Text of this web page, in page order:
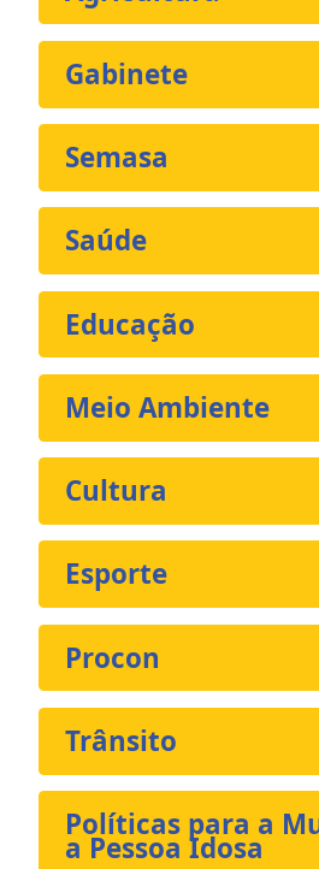
Gabinete
Semasa
Saúde
Educação
Meio Ambiente
Cultura
Esporte
Procon
Trânsito
Políticas para a
a Pessoa Idosa